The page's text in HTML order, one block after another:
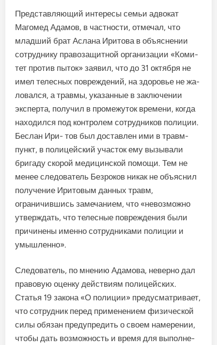
Представляющий интере­сы семьи адвокат
Магомед Ада­мов, в частности, отмечал, что
младший брат Аслана Иритова в объяснении
сотруднику право­защитной организации «Коми­
тет против пыток» заявил, что до 31 октября не
имел телесных по­вреждений, на здоровье не жа­
ловался, а травмы, указанные в заключении
эксперта, полу­чил в промежуток времени, ког­да
находился под контролем со­трудников полиции.
Беслан Ири- тов был доставлен ими в травм­
пункт, в полицейский участок ему вызывали
бригаду скорой меди­цинской помощи. Тем не
менее следователь Безроков никак не объяснил
получение Иритовым данных травм,
ограничившись замечанием, что «невозможно
ут­верждать, что телесные повреж­дения были
причинены именно сотрудниками полиции и
умыш­ленно».
Следователь, по мнению Ада­мова, неверно дал
правовую оценку действиям полицейских.
Статья 19 закона «О полиции» предусматривает,
что сотрудник перед применением физической
силы обязан предупредить о сво­ем намерении,
чтобы дать воз­можность и время для выполне­